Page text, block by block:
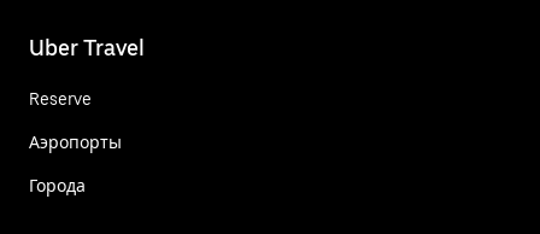
Uber Travel
Reserve
Аэропорты
Города